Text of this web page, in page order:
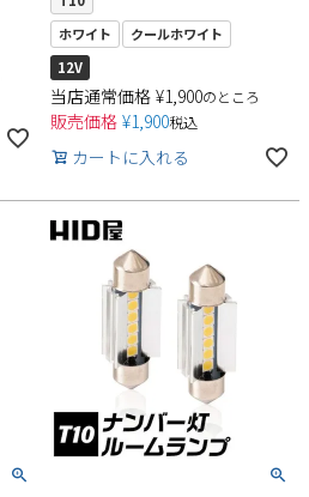
ホワイト
クールホワイト
12V
当店通常価格 ¥1,900のところ
販売価格 ¥1,900税込
カートに入れる